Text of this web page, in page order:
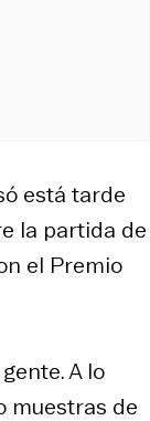
está tarde
la partida de
el Premio
A lo
muestras de